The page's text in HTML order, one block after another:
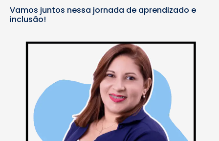
Vamos juntos nessa jornada de aprendizado e
inclusão!